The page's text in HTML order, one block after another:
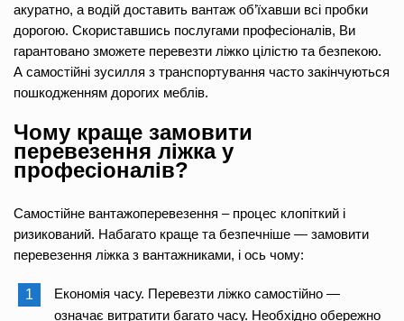
акуратно, а водій доставить вантаж об’їхавши всі пробки
дорогою. Скориставшись послугами професіоналів, Ви
гарантовано зможете перевезти ліжко цілістю та безпекою.
А самостійні зусилля з транспортування часто закінчуються
пошкодженням дорогих меблів.
Чому краще замовити
перевезення ліжка у
професіоналів?
Самостійне вантажоперевезення – процес клопіткий і
ризикований. Набагато краще та безпечніше — замовити
перевезення ліжка з вантажниками, і ось чому:
Економія часу. Перевезти ліжко самостійно —
означає витратити багато часу. Необхідно обережно